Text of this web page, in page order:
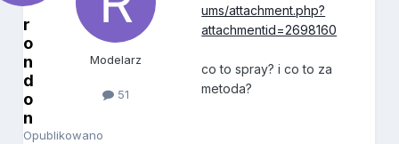
r
o
n
d
o
n
Opublikowano
Modelarz
51
ums/attachment.php?
attachmentid=2698160
co to spray? i co to za
metoda?